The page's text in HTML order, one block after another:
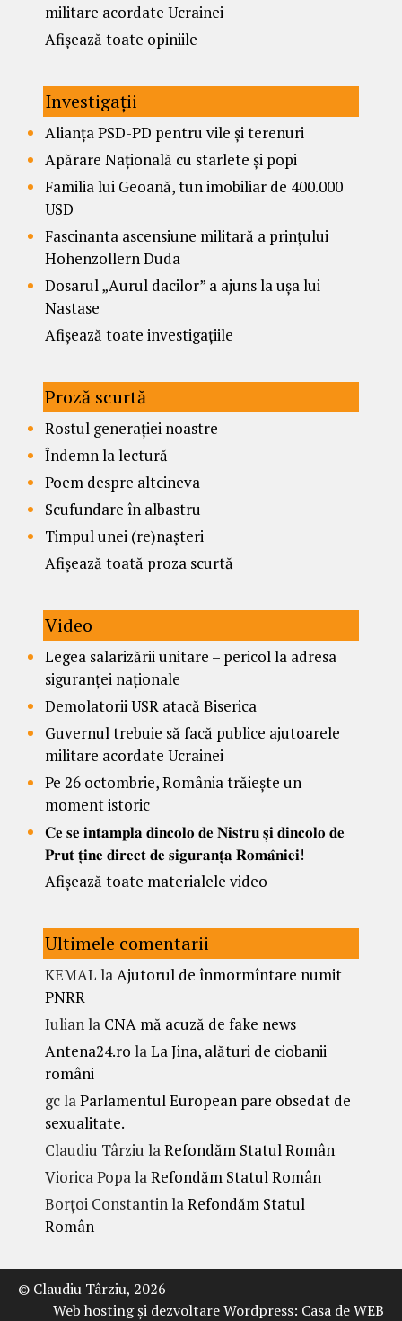
militare acordate Ucrainei
Afișează toate opiniile
Investigații
Alianța PSD-PD pentru vile și terenuri
Apărare Națională cu starlete și popi
Familia lui Geoană, tun imobiliar de 400.000
USD
Fascinanta ascensiune militară a prințului
Hohenzollern Duda
Dosarul „Aurul dacilor” a ajuns la ușa lui
Nastase
Afișează toate investigațiile
Proză scurtă
Rostul generației noastre
Îndemn la lectură
Poem despre altcineva
Scufundare în albastru
Timpul unei (re)nașteri
Afișează toată proza scurtă
Video
Legea salarizării unitare – pericol la adresa
siguranței naționale
Demolatorii USR atacă Biserica
Guvernul trebuie să facă publice ajutoarele
militare acordate Ucrainei
Pe 26 octombrie, România trăiește un
moment istoric
𝐂𝐞 𝐬𝐞 𝐢𝐧𝐭𝐚𝐦𝐩𝐥𝐚 𝐝𝐢𝐧𝐜𝐨𝐥𝐨 𝐝𝐞 𝐍𝐢𝐬𝐭𝐫𝐮 𝐬̦𝐢 𝐝𝐢𝐧𝐜𝐨𝐥𝐨 𝐝𝐞
𝐏𝐫𝐮𝐭 𝐭̦𝐢𝐧𝐞 𝐝𝐢𝐫𝐞𝐜𝐭 𝐝𝐞 𝐬𝐢𝐠𝐮𝐫𝐚𝐧𝐭̦𝐚 𝐑𝐨𝐦𝐚̂𝐧𝐢𝐞𝐢!
Afișează toate materialele video
Ultimele comentarii
KEMAL laAjutorul de înmormîntare numit
PNRR
Iulianla CNA mă acuză de fake news
Antena24.ro laLa Jina, alături de ciobanii
români
gclaParlamentul European pare obsedat de
sexualitate.
Claudiu Târziu laRefondăm Statul Român
Viorica PopalaRefondăm Statul Român
Borțoi ConstantinlaRefondăm Statul
Român
© Claudiu Târziu, 2026
Web hosting şi dezvoltare Wordpress: Casa de WEB